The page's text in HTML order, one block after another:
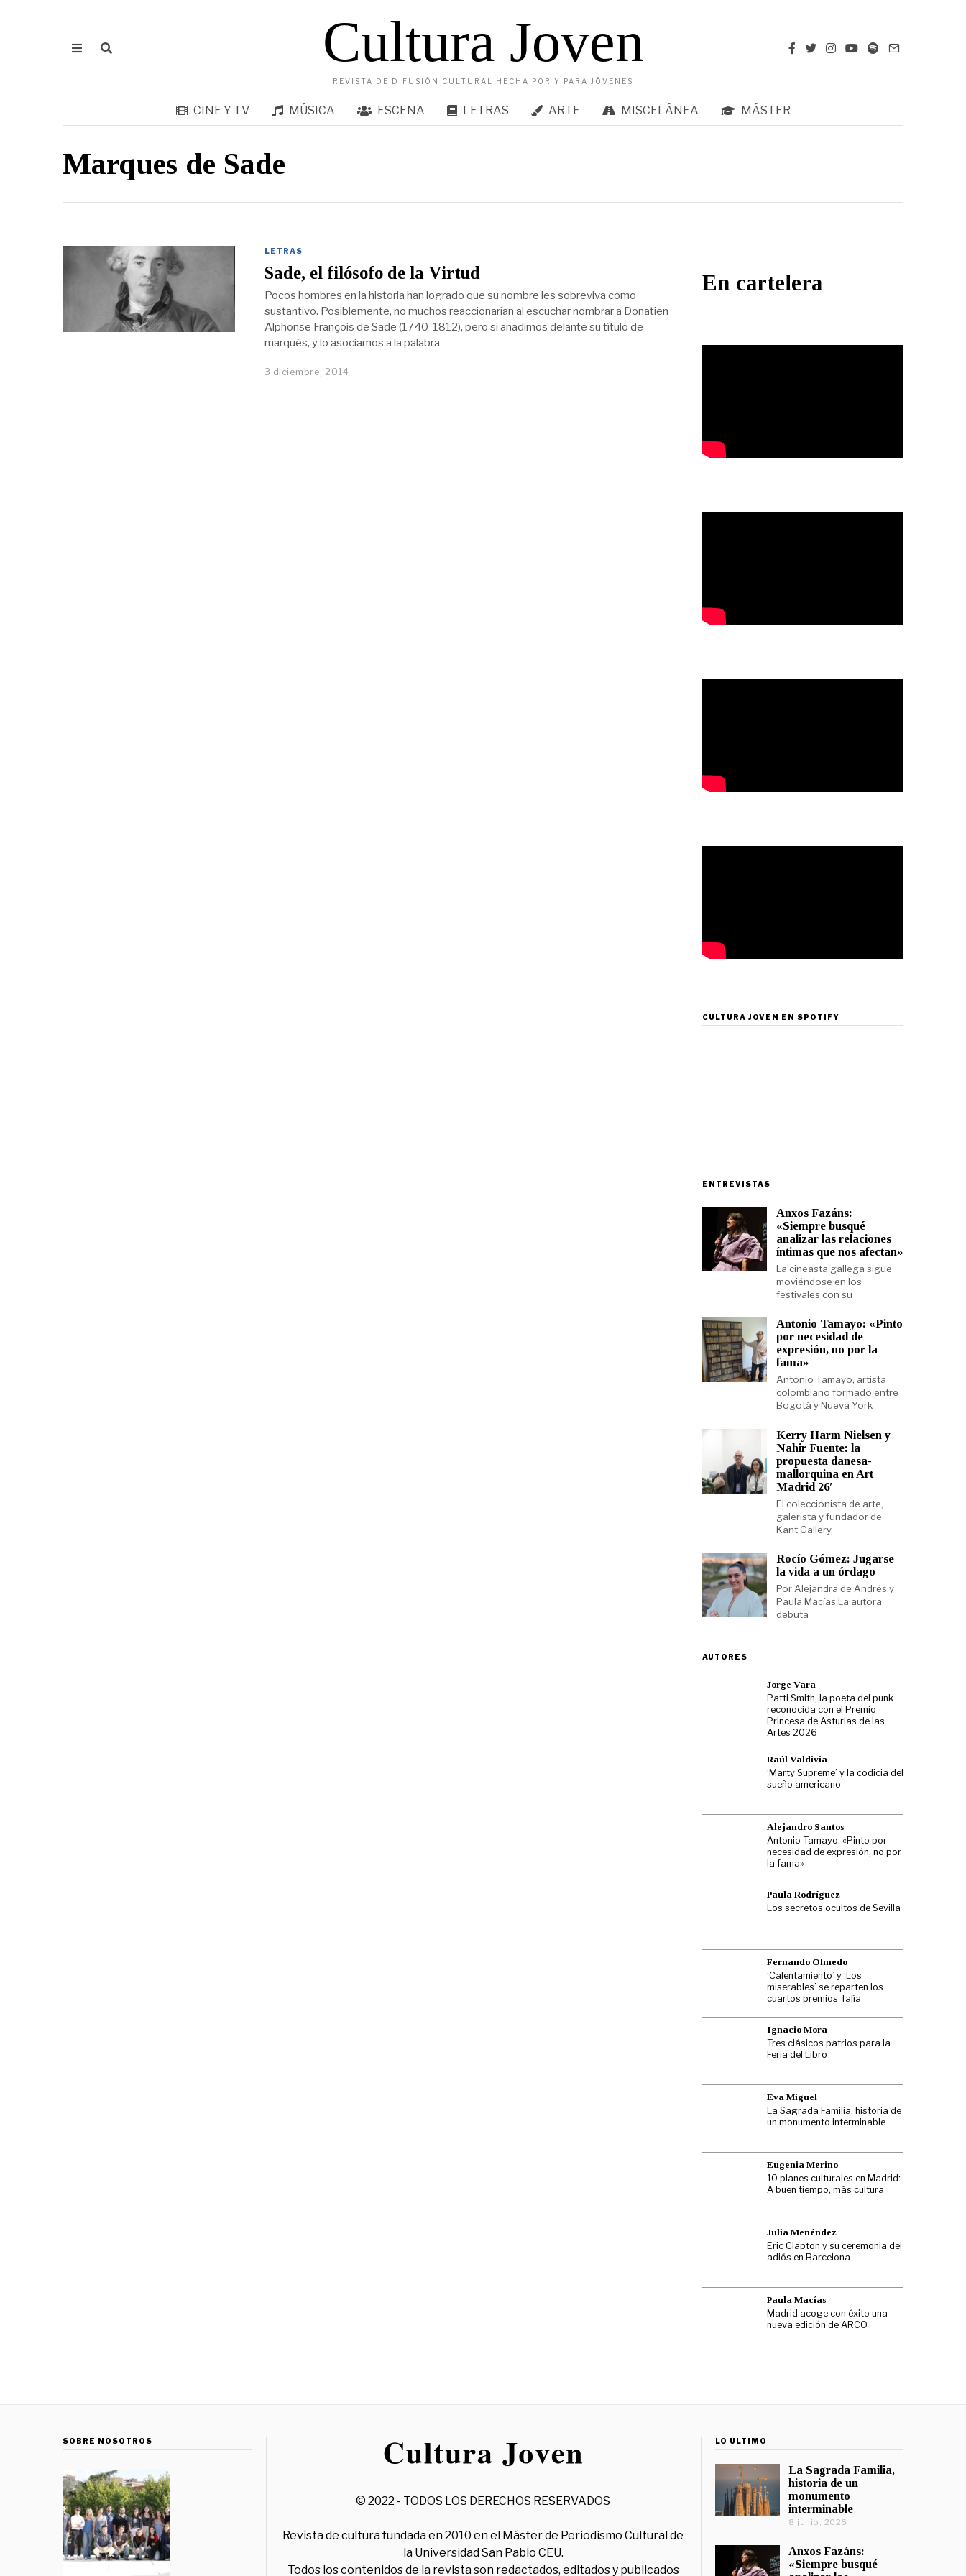
Cultura Joven
REVISTA DE DIFUSIÓN CULTURAL HECHA POR Y PARA JÓVENES
CINE Y TV MÚSICA ESCENA LETRAS ARTE MISCELÁNEA MÁSTER
Marques de Sade
LETRAS
Sade, el filósofo de la Virtud
Pocos hombres en la historia han logrado que su nombre les sobreviva como
sustantivo. Posiblemente, no muchos reaccionarían al escuchar nombrar a Donatien
Alphonse François de Sade (1740-1812), pero si añadimos delante su título de
marqués, y lo asociamos a la palabra
3 diciembre, 2014
En cartelera
CULTURA JOVEN EN SPOTIFY
ENTREVISTAS
Anxos Fazáns:
«Siempre busqué
analizar las relaciones
íntimas que nos afectan»
La cineasta gallega sigue
moviéndose en los
festivales con su
Antonio Tamayo: «Pinto
por necesidad de
expresión, no por la
fama»
Antonio Tamayo, artista
colombiano formado entre
Bogotá y Nueva York
Kerry Harm Nielsen y
Nahir Fuente: la
propuesta danesa-
mallorquina en Art
Madrid 26′
El coleccionista de arte,
galerista y fundador de
Kant Gallery,
Rocío Gómez: Jugarse
la vida a un órdago
Por Alejandra de Andrés y
Paula Macías La autora
debuta
AUTORES
Jorge Vara
Patti Smith, la poeta del punk
reconocida con el Premio
Princesa de Asturias de las
Artes 2026
Raúl Valdivia
‘Marty Supreme’ y la codicia del
sueño americano
Alejandro Santos
Antonio Tamayo: «Pinto por
necesidad de expresión, no por
la fama»
Paula Rodríguez
Los secretos ocultos de Sevilla
Fernando Olmedo
‘Calentamiento’ y ‘Los
miserables’ se reparten los
cuartos premios Talía
Ignacio Mora
Tres clásicos patrios para la
Feria del Libro
Eva Miguel
La Sagrada Familia, historia de
un monumento interminable
Eugenia Merino
10 planes culturales en Madrid:
A buen tiempo, más cultura
Julia Menéndez
Eric Clapton y su ceremonia del
adiós en Barcelona
Paula Macías
Madrid acoge con éxito una
nueva edición de ARCO
SOBRE NOSOTROS
© 2022 - TODOS LOS DERECHOS RESERVADOS
Revista de cultura fundada en 2010 en el Máster de Periodismo Cultural de
la Universidad San Pablo CEU.
Todos los contenidos de la revista son redactados, editados y publicados
LO ÚLTIMO
La Sagrada Familia,
historia de un
monumento
interminable
8 junio, 2026
Anxos Fazáns:
«Siempre busqué